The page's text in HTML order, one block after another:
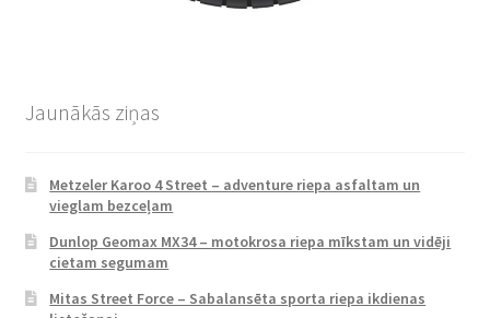
Jaunākās ziņas
Metzeler Karoo 4 Street – adventure riepa asfaltam un
vieglam bezceļam
Dunlop Geomax MX34 – motokrosa riepa mīkstam un vidēji
cietam segumam
Mitas Street Force – Sabalansēta sporta riepa ikdienas